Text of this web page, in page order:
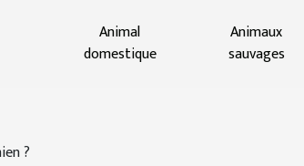
Animal
domestique
Animaux
sauvages
?